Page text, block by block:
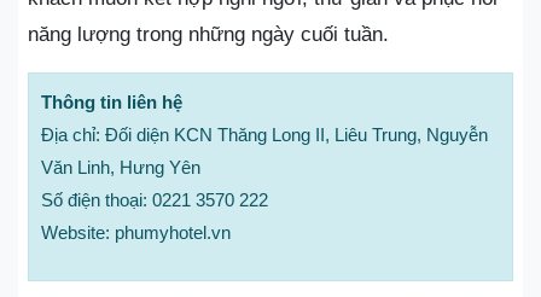
năng lượng trong những ngày cuối tuần.
Thông tin liên hệ
Địa chỉ: Đối diện KCN Thăng Long II, Liêu Trung, Nguyễn
Văn Linh, Hưng Yên
Số điện thoại: 0221 3570 222
Website: phumyhotel.vn